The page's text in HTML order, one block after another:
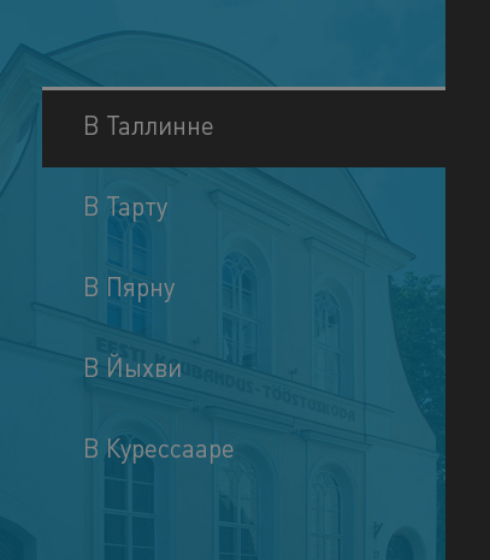
В Таллинне
В Тарту
В Пярну
В Йыхви
В Курессааре